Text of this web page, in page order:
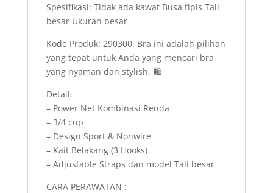
Spesifikasi: Tidak ada kawat Busa tipis Tali
besar Ukuran besar
Kode Produk: 290300. Bra ini adalah pilihan
yang tepat untuk Anda yang mencari bra
yang nyaman dan stylish. 🛍️
Detail:
– Power Net Kombinasi Renda
– 3/4 cup
– Design Sport & Nonwire
– Kait Belakang (3 Hooks)
– Adjustable Straps dan model Tali besar
CARA PERAWATAN :